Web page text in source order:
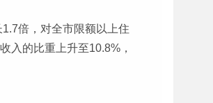
倍，对全市限额以上住
入的比重上升至10.8%，